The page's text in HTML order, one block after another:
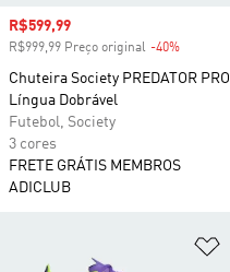
Preço com desconto
R$599,99
R$999,99 Preço original -40%
Chuteira Society PREDATOR PRO
Língua Dobrável
Futebol, Society
3 cores
FRETE GRÁTIS MEMBROS
ADICLUB